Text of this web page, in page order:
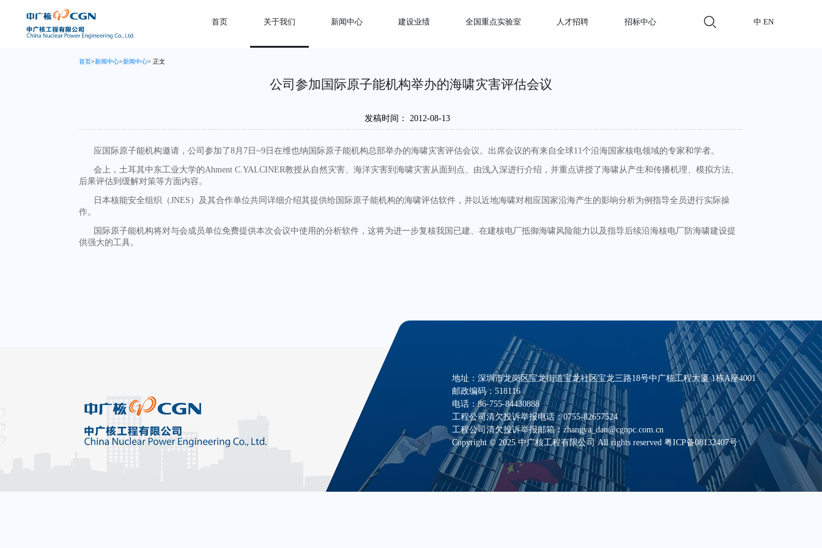
首页 关于我们 新闻中心 建设业绩 全国重点实验室 人才招聘 招标中心 中 EN
首页>新闻中心>新闻中心> 正文
公司参加国际原子能机构举办的海啸灾害评估会议
发稿时间： 2012-08-13
应国际原子能机构邀请，公司参加了8月 7日~9日在维也纳国际原子能机构总部举办的海啸灾害评估会议。出席会议的有来自全球11个沿海国家核电领域的专家和学者。
会上，土耳其中东工业大学的Ahment C.YALCINER教授从自然灾害、海洋灾害到海啸灾害从面到点、由浅入深进行介绍，并重点讲授了海啸从产生和传播机理、模拟方法、
后果评估到缓解对策等方面内容。
日本核能安全组织（JNES）及其合作单位共同详细介绍其提供给国际原子能机构的海啸评估软件，并以近地海啸对相应国家沿海产生的影响分析为例指导全员进行实际操
作。
国际原子能机构将对与会成员单位免费提供本次会议中使用的分析软件，这将为进一步复核我国已建、在建核电厂抵御海啸风险能力以及指导后续沿海核电厂防海啸建设提
供强大的工具。
地址：深圳市龙岗区宝龙街道宝龙社区宝龙三路18号中广核工程大厦 1栋A座4001
邮政编码：518116
电话：86-755-84430888
工程公司清欠投诉举报电话：0755-82657524
工程公司清欠投诉举报邮箱：zhangya_dan@cgnpc.com.cn
Copyright © 2025 中广核工程有限公司 All rights reserved粤ICP备08132407号